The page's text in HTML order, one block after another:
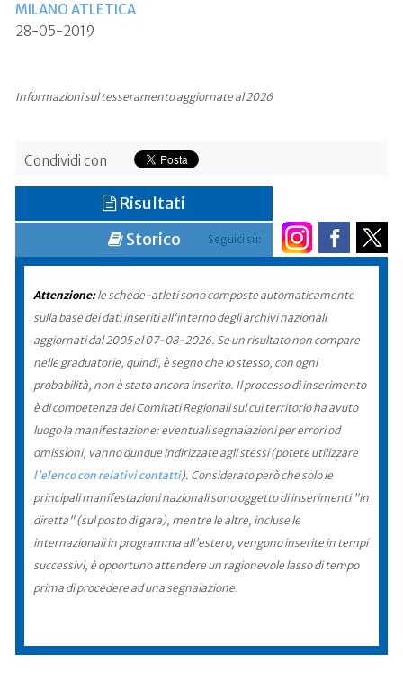
MILANO ATLETICA
28-05-2019
Informazioni sul tesseramento aggiornate al 2026
Condividi con
Seguici su:
Risultati
Storico
Attenzione:le schede-atleti sono composte automaticamente
sulla base dei dati inseriti all'interno degli archivi nazionali
aggiornati dal 2005 al 07-08-2026. Se un risultato non compare
nelle graduatorie, quindi, è segno che lo stesso, con ogni
probabilità, non è stato ancora inserito. Il processo di inserimento
è di competenza dei Comitati Regionali sul cui territorio ha avuto
luogo la manifestazione: eventuali segnalazioni per errori od
omissioni, vanno dunque indirizzate agli stessi (potete utilizzare
l'elenco con relativi contatti). Considerato però che solo le
principali manifestazioni nazionali sono oggetto di inserimenti "in
diretta" (sul posto di gara), mentre le altre, incluse le
internazionali in programma all'estero, vengono inserite in tempi
successivi, è opportuno attendere un ragionevole lasso di tempo
prima di procedere ad una segnalazione.